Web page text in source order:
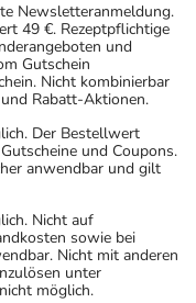
Newsletteranmeldung.
49 €. Rezeptpflichtige
und
Gutschein
Nicht kombinierbar
Rabatt-Aktionen.
Der Bestellwert
und Coupons.
anwendbar und gilt
Nicht auf
sowie bei
Nicht mit anderen
unter
möglich.